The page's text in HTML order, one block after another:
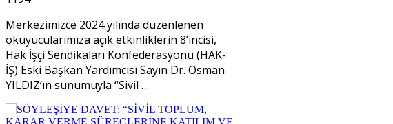
Merkezimizce 2024 yılında düzenlenen
okuyucularımıza açık etkinliklerin 8’incisi,
Hak İşçi Sendikaları Konfederasyonu (HAK-
İŞ) Eski Başkan Yardımcısı Sayın Dr. Osman
YILDIZ’ın sunumuyla “Sivil …